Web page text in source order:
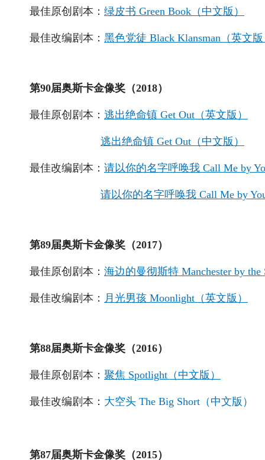
最佳原创剧本： 绿皮书 Green Book（中文版）
最佳改编剧本： 黑色党徒 Black Klansman（英文
第90届奥斯卡金像奖（2018）
最佳原创剧本： 逃出绝命镇 Get Out（英文版）
逃出绝命镇 Get Out（中文版）
最佳改编剧本： 请以你的名字呼唤我 Call Me by
请以你的名字呼唤我 Call Me by
第89届奥斯卡金像奖（2017）
最佳原创剧本： 海边的曼彻斯特 Manchester by the
最佳改编剧本： 月光男孩 Moonlight（英文版）
第88届奥斯卡金像奖（2016）
最佳原创剧本： 聚焦 Spotlight（中文版）
最佳改编剧本： 大空头 The Big Short（中文版）
第87届奥斯卡金像奖（2015）